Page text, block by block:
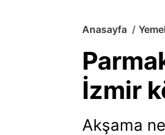
Anasayfa
İzmir
Akşama